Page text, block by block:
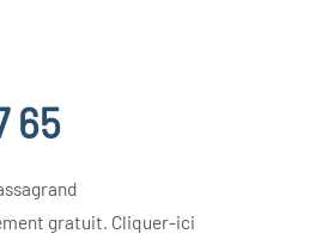
65
gratuit. Cliquer-ici